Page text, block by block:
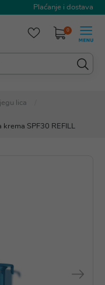
Plaćanje i dostava
0
lica
SPF30 REFILL